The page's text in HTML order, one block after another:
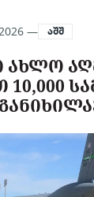
— აშშ
ᲐᲮᲚᲝ
10,000